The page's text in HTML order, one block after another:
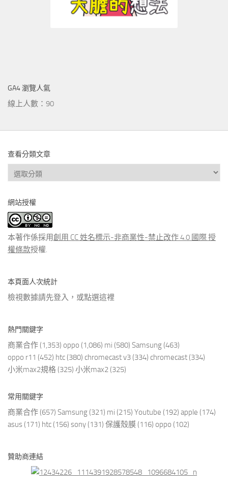
GA4 瀏覽人氣
線上人數：90
查看分類文章
查
看
類
文
章
網站授權
本著作係採用創用 CC 姓名標示-非商業性-禁止改作 4.0 國際 授
權條款授權.
本頁面人次統計
檢視數據請先登入，或點選這裡
熱門關鍵字
商業合作 (1,353) oppo (1,086) mi (580) Samsung (463)
oppo r11 (452) htc (380) chromecast v3 (334) chromecast (334)
小米max2規格 (325) 小米max2 (325)
常用關鍵字
商業合作 (657) Samsung (321) mi (215) Youtube (192) apple (174)
asus (171) htc (156) sony (131) 保護殼膜 (116) oppo (102)
贊助商連結